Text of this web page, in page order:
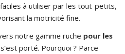
à utiliser par les tout-petits,
la motricité fine.
notre gamme ruche pour les
porté. Pourquoi ? Parce